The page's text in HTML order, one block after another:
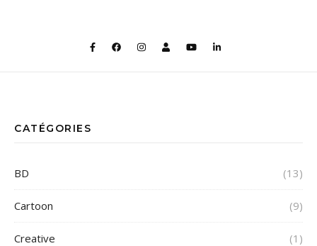
CATÉGORIES
BD (13)
Cartoon (9)
Creative (1)